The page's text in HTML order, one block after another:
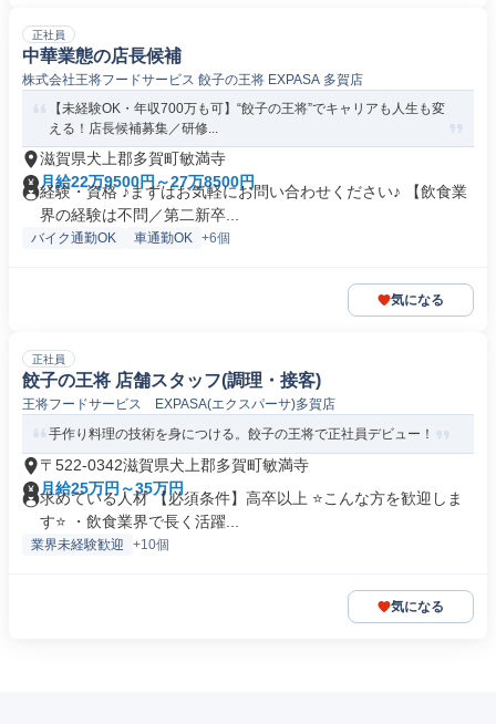
正社員
中華業態の店長候補
株式会社王将フードサービス 餃子の王将 EXPASA 多賀店
【未経験OK・年収700万も可】“餃子の王将”でキャリアも人生も変
える！店長候補募集／研修...
滋賀県犬上郡多賀町敏満寺
月給22万9500円～27万8500円
経験・資格 ♪まずはお気軽にお問い合わせください♪ 【飲食業
界の経験は不問／第二新卒...
バイク通勤OK 車通勤OK +6個
気になる
正社員
餃子の王将 店舗スタッフ(調理・接客)
王将フードサービス EXPASA(エクスパーサ)多賀店
手作り料理の技術を身につける。餃子の王将で正社員デビュー！
〒522-0342滋賀県犬上郡多賀町敏満寺
月給25万円～35万円
求めている人材 【必須条件】高卒以上 ⭐こんな方を歓迎しま
す⭐ ・飲食業界で長く活躍...
業界未経験歓迎 +10個
気になる